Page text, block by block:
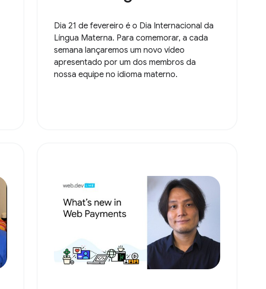
Dia 21 de fevereiro é o Dia Internacional da
Língua Materna. Para comemorar, a cada
semana lançaremos um novo vídeo
apresentado por um dos membros da
nossa equipe no idioma materno.